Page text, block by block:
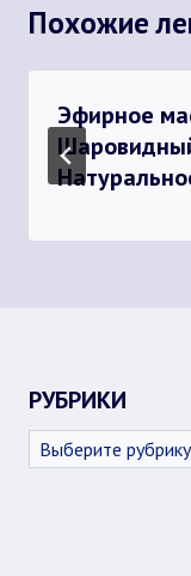
Похожие
Эфирное
РУБРИКИ
Рубрики